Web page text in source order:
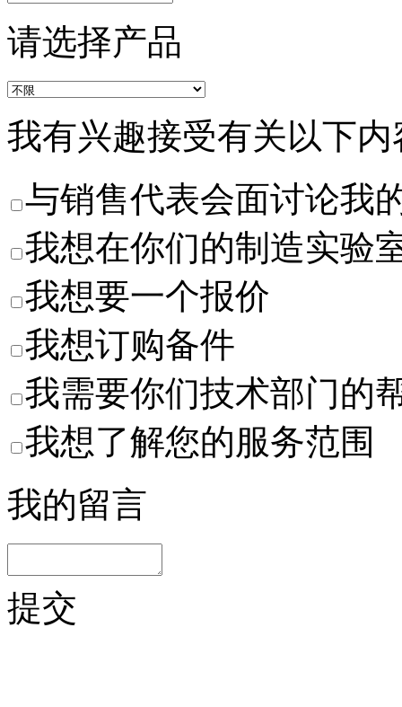
请选择产品
我有兴趣接受有关以下
与销售代表会面讨论我
我想在你们的制造实验
我想要一个报价
我想订购备件
我需要你们技术部门的
我想了解您的服务范围
我的留言
提交